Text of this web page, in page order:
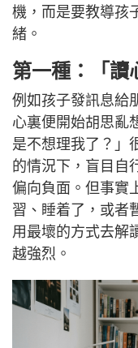
機，而是要教導孩
緒。
第一種：「讀
例如孩子發訊息給
心裏便開始胡思亂
是不想理我了？」
的情況下，盲目自
偏向負面。但事實
習、睡着了，或者
用最壞的方式去解
越強烈。